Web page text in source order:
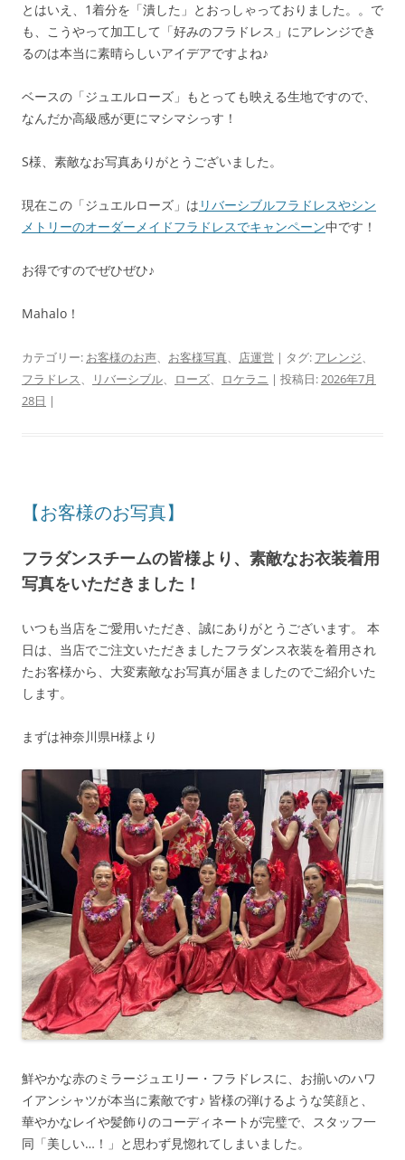
とはいえ、1着分を「潰した」とおっしゃっておりました。。で
も、こうやって加工して「好みのフラドレス」にアレンジでき
るのは本当に素晴らしいアイデアですよね♪
ベースの「ジュエルローズ」もとっても映える生地ですので、
なんだか高級感が更にマシマシっす！
S様、素敵なお写真ありがとうございました。
現在この「ジュエルローズ」は リバーシブルフラドレスやシン
メトリーのオーダーメイドフラドレスでキャンペーン中です！
お得ですのでぜひぜひ♪
Mahalo！
カテゴリー: お客様のお声、 お客様写真、 店運営 | タグ: アレンジ、
フラドレス、 リバーシブル、 ローズ、 ロケラニ | 投稿日:2026年7月
28日 |
【お客様のお写真】
フラダンスチームの皆様より、素敵なお衣装着用
写真をいただきました！
いつも当店をご愛用いただき、誠にありがとうございます。 本
日は、当店でご注文いただきましたフラダンス衣装を着用され
たお客様から、大変素敵なお写真が届きましたのでご紹介いた
します。
まずは神奈川県H様より
鮮やかな赤のミラージュエリー・フラドレスに、お揃いのハワ
イアンシャツが本当に素敵です♪ 皆様の弾けるような笑顔と、
華やかなレイや髪飾りのコーディネートが完璧で、スタッフ一
同「美しい…！」と思わず見惚れてしまいました。